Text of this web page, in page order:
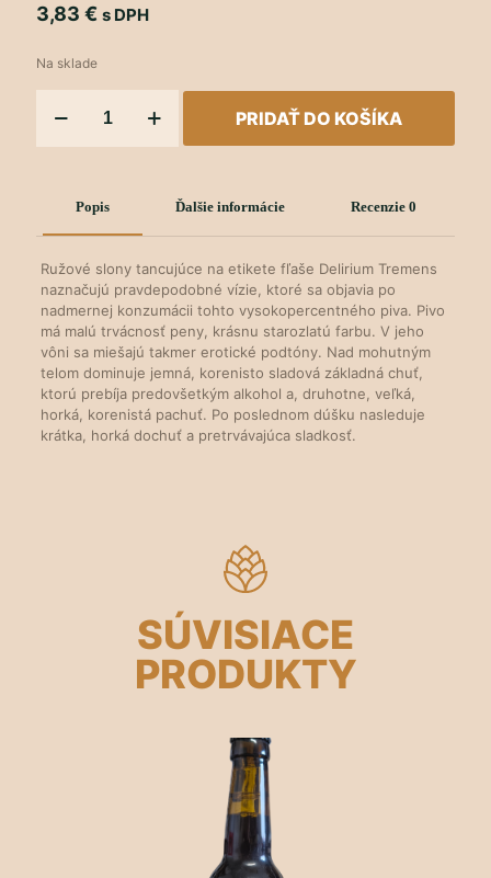
3,83 € s DPH
Na sklade
Delirium
PRIDAŤ DO KOŠÍKA
Popis Ďalšie informácie Recenzie 0
Ružové slony tancujúce na etikete fľaše Delirium Tremens
naznačujú pravdepodobné vízie, ktoré sa objavia po
nadmernej konzumácii tohto vysokopercentného piva. Pivo
má malú trvácnosť peny, krásnu starozlatú farbu. V jeho
vôni sa miešajú takmer erotické podtóny. Nad mohutným
telom dominuje jemná, korenisto sladová základná chuť,
ktorú prebíja predovšetkým alkohol a, druhotne, veľká,
horká, korenistá pachuť. Po poslednom dúšku nasleduje
krátka, horká dochuť a pretrvávajúca sladkosť.
SÚVISIACE
PRODUKTY